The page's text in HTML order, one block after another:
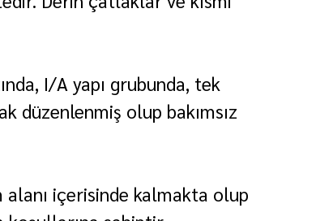
I/A yapı grubunda, tek
düzenlenmiş olup bakımsız
içerisinde kalmakta olup